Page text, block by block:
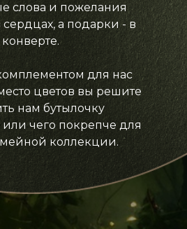
слова и пожелания
а подарки - в
конверте.
для нас
цветов вы решите
нам бутылочку
чего покрепче для
коллекции.